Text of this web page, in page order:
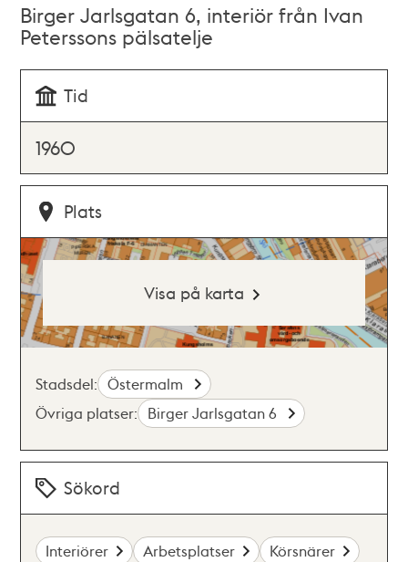
Birger Jarlsgatan 6, interiör från Ivan
Peterssons pälsatelje
Tid
1960
Plats
Visa på karta
Stadsdel: Östermalm
Övriga platser: Birger Jarlsgatan 6
Sökord
Interiörer Arbetsplatser Körsnärer